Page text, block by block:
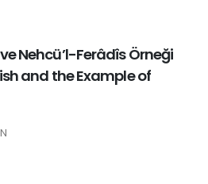
Nehcü’l-Ferâdîs Örneği
and the Example of